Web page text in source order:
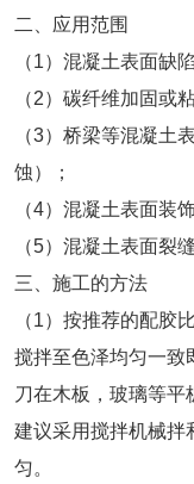
二、应用范围
（1）混凝土表面缺
（2）碳纤维加固或
（3）桥梁等混凝土
蚀）；
（4）混凝土表面装
（5）混凝土表面裂
三、施工的方法
（1）按推荐的配胶
搅拌至色泽均匀一致
刀在木板，玻璃等平
建议采用搅拌机械拌
匀。